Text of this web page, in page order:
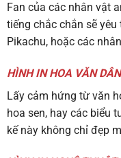
Fan của các nhân vật
tiếng chắc chắn sẽ
Pikachu, hoặc các
HÌNH IN HOA VĂN
Lấy cảm hứng từ văn
hoa sen, hay các biểu
kế này không chỉ đẹp